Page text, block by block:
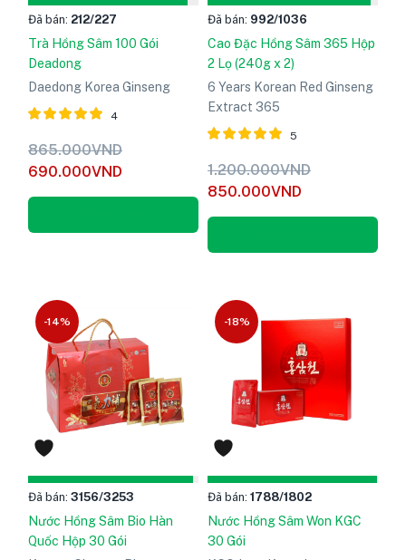
Đã bán: 212/227
Trà Hồng Sâm 100 Gói
Deadong
Daedong Korea Ginseng
Được xếp
hạng
5.00
5
sao
4
865.000VND
690.000VND
Đã bán: 992/1036
Cao Đặc Hồng Sâm 365 Hộp
2 Lọ (240g x 2)
6 Years Korean Red Ginseng
Extract 365
Được xếp
hạng
5.00
5
sao
5
1.200.000VND
850.000VND
-14%
Đã bán: 3156/3253
Nước Hồng Sâm Bio Hàn
Quốc Hộp 30 Gói
-18%
Đã bán: 1788/1802
Nước Hồng Sâm Won KGC
30 Gói